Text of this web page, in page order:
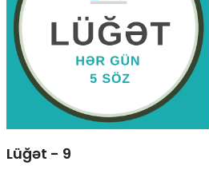
Lüğət - 9